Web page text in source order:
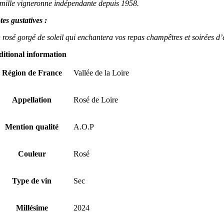
vigneronne indépendante depuis 1958.
gustatives :
rosé gorgé de soleil qui enchantera vos repas champêtres et soirées
information
Région de France Vallée de la Loire
Appellation Rosé de Loire
Mention qualité A.O.P
Couleur Rosé
Type de vin Sec
Millésime 2024